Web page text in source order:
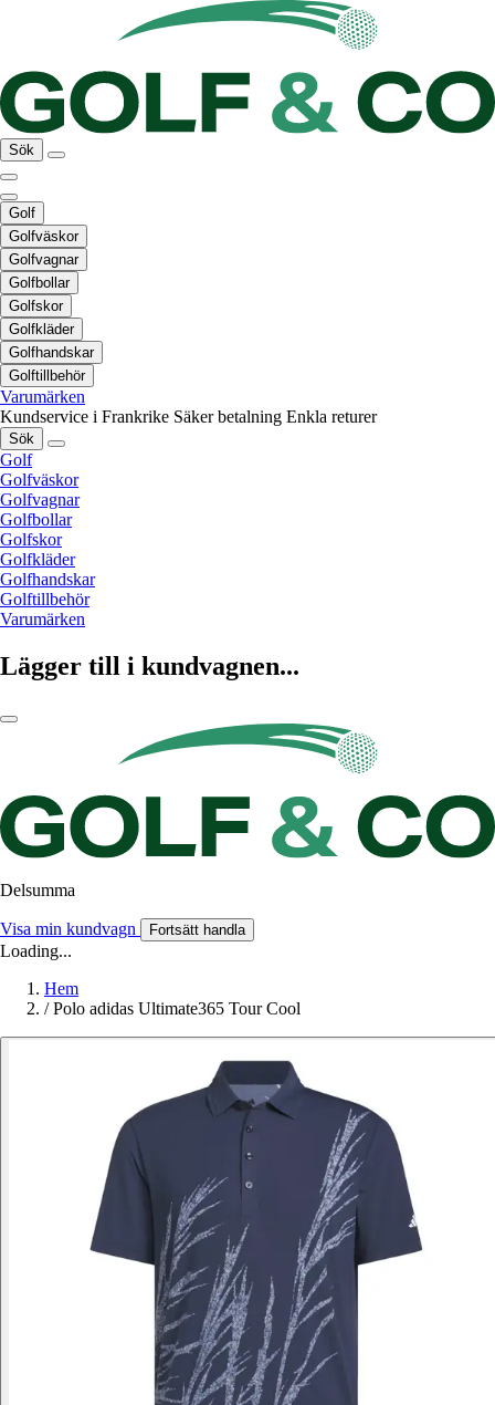
Sök
Golf
Golfväskor
Golfvagnar
Golfbollar
Golfskor
Golfkläder
Golfhandskar
Golftillbehör
Varumärken
Kundservice i Frankrike Säker betalning Enkla returer
Sök
Golf
Golfväskor
Golfvagnar
Golfbollar
Golfskor
Golfkläder
Golfhandskar
Golftillbehör
Varumärken
Lägger till i kundvagnen...
Delsumma
Visa min kundvagn Fortsätt handla
Loading...
Hem
/ Polo adidas Ultimate365 Tour Cool